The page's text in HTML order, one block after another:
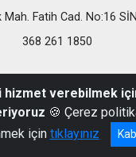
Mah. Fatih Cad. No:16
368 261 1850
hizmet verebilmek
🍪 Çerez
için tıklayınız